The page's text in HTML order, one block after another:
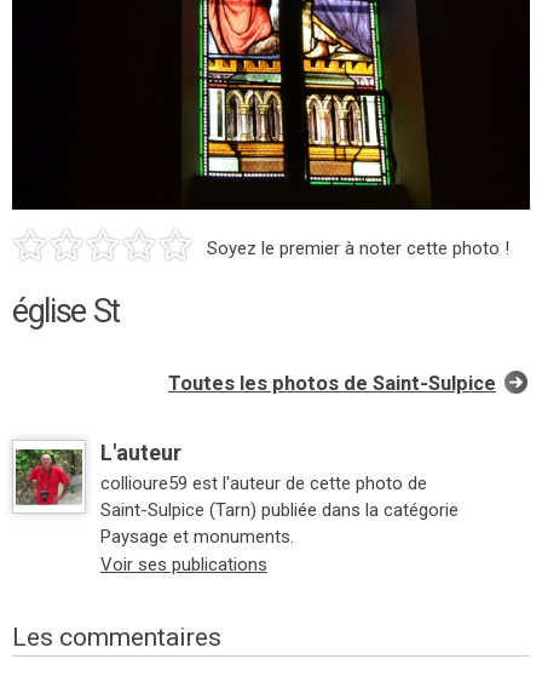
Soyez le premier à noter cette photo !
église St
Toutes les photos de Saint-Sulpice
L'auteur
collioure59 est l'auteur de cette photo de
Saint-Sulpice (Tarn) publiée dans la catégorie
Paysage et monuments.
Voir ses publications
Les commentaires